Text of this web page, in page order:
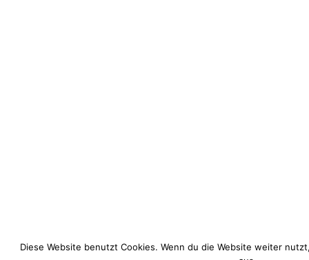
Diese Website benutzt Cookies. Wenn du die Website weiter